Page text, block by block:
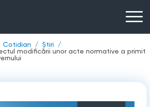
Cotidian
Știri
modificării unor acte normative a primit